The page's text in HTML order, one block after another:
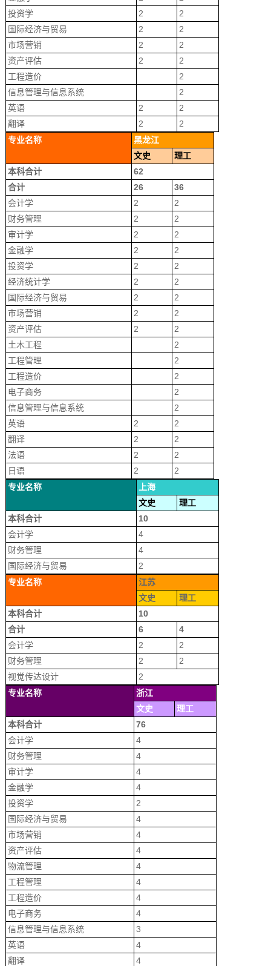
投资学
2
2
国际经济与贸易
2
2
市场营销
2
2
资产评估
2
2
工程造价
2
信息管理与信息系统
2
英语
2
2
翻译
2
2
专业名称
黑龙江
文史
理工
本科合计
62
合计
26
36
会计学
2
2
财务管理
2
2
审计学
2
2
金融学
2
2
投资学
2
2
经济统计学
2
2
国际经济与贸易
2
2
市场营销
2
2
资产评估
2
2
土木工程
2
工程管理
2
工程造价
2
电子商务
2
信息管理与信息系统
2
英语
2
2
翻译
2
2
法语
2
2
日语
2
2
专业名称
上海
文史
理工
本科合计
10
会计学
4
财务管理
4
国际经济与贸易
2
专业名称
江苏
文史
理工
本科合计
10
合计
6
4
会计学
2
2
财务管理
2
2
视觉传达设计
2
专业名称
浙江
文史
理工
本科合计
76
会计学
4
财务管理
4
审计学
4
金融学
4
投资学
2
国际经济与贸易
4
市场营销
4
资产评估
4
物流管理
4
工程管理
4
工程造价
4
电子商务
4
信息管理与信息系统
3
英语
4
翻译
4